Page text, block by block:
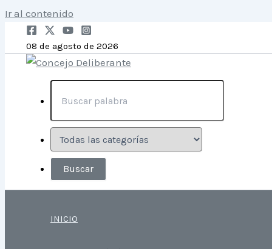
Ir al contenido
08 de agosto de 2026
INICIO